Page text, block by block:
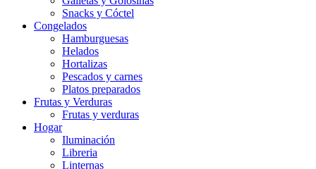
Snacks y Cóctel
Congelados
Hamburguesas
Helados
Hortalizas
Pescados y carnes
Platos preparados
Frutas y Verduras
Frutas y verduras
Hogar
Iluminación
Libreria
Linternas